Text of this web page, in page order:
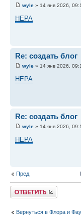
wyle » 14 янв 2026,
HEPA
Re: создать блог
wyle » 14 янв 2026,
HEPA
Re: создать блог
wyle » 14 янв 2026,
HEPA
Пред.
Ответить
Вернуться в Флора и